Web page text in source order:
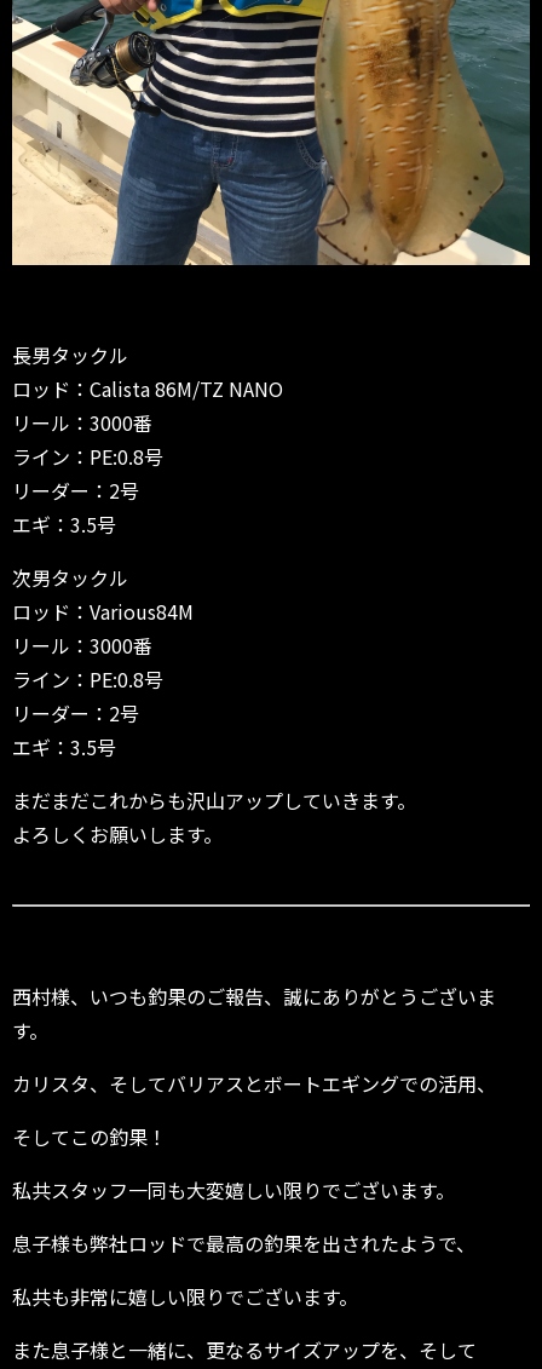
長男タックル
ロッド：Calista 86M/TZ NANO
リール：3000番
ライン：PE:0.8号
リーダー：2号
エギ：3.5号
次男タックル
ロッド：Various84M
リール：3000番
ライン：PE:0.8号
リーダー：2号
エギ：3.5号
まだまだこれからも沢山アップしていきます。
よろしくお願いします。
西村様、いつも釣果のご報告、誠にありがとうございま
す。
カリスタ、そしてバリアスとボートエギングでの活用、
そしてこの釣果！
私共スタッフ一同も大変嬉しい限りでございます。
息子様も弊社ロッドで最高の釣果を出されたようで、
私共も非常に嬉しい限りでございます。
また息子様と一緒に、更なるサイズアップを、そして